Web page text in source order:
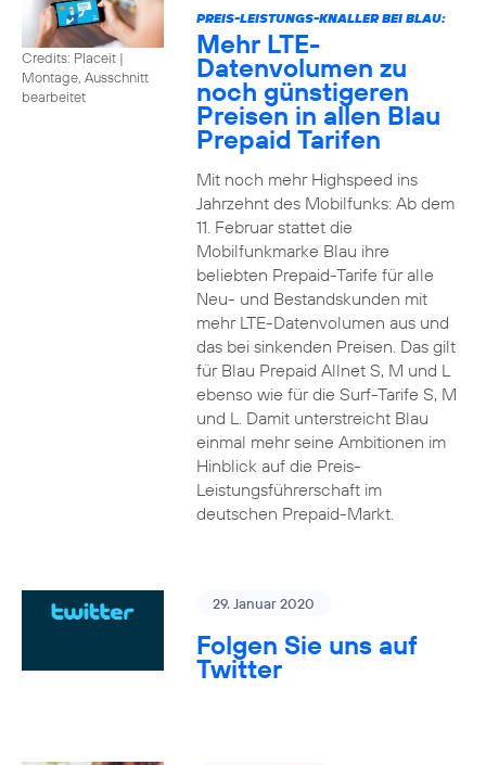
Credits: Placeit |
Montage, Ausschnitt
bearbeitet
PREIS-LEISTUNGS-KNALLER BEI BLAU:
Mehr LTE-
Datenvolumen zu
noch günstigeren
Preisen in allen Blau
Prepaid Tarifen
Mit noch mehr Highspeed ins
Jahrzehnt des Mobilfunks: Ab dem
11. Februar stattet die
Mobilfunkmarke Blau ihre
beliebten Prepaid-Tarife für alle
Neu- und Bestandskunden mit
mehr LTE-Datenvolumen aus und
das bei sinkenden Preisen. Das gilt
für Blau Prepaid Allnet S, M und L
ebenso wie für die Surf-Tarife S, M
und L. Damit unterstreicht Blau
einmal mehr seine Ambitionen im
Hinblick auf die Preis-
Leistungsführerschaft im
deutschen Prepaid-Markt.
29. Januar 2020
Folgen Sie uns auf
Twitter